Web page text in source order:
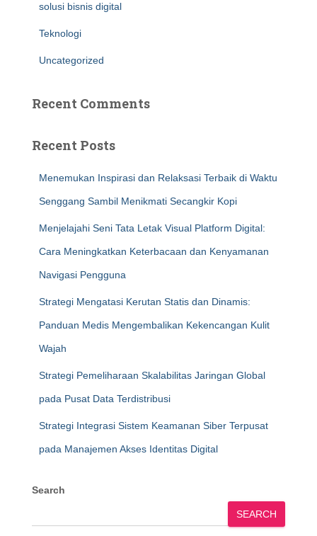
solusi bisnis digital
Teknologi
Uncategorized
Recent Comments
Recent Posts
Menemukan Inspirasi dan Relaksasi Terbaik di Waktu
Senggang Sambil Menikmati Secangkir Kopi
Menjelajahi Seni Tata Letak Visual Platform Digital:
Cara Meningkatkan Keterbacaan dan Kenyamanan
Navigasi Pengguna
Strategi Mengatasi Kerutan Statis dan Dinamis:
Panduan Medis Mengembalikan Kekencangan Kulit
Wajah
Strategi Pemeliharaan Skalabilitas Jaringan Global
pada Pusat Data Terdistribusi
Strategi Integrasi Sistem Keamanan Siber Terpusat
pada Manajemen Akses Identitas Digital
Search
SEARCH